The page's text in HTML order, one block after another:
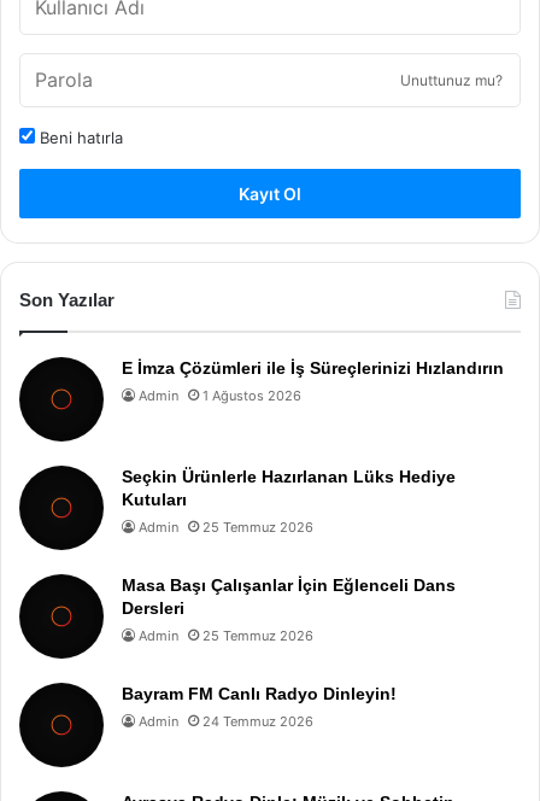
Unuttunuz mu?
Beni hatırla
Kayıt Ol
Son Yazılar
E İmza Çözümleri ile İş Süreçlerinizi Hızlandırın
Admin 1 Ağustos 2026
Seçkin Ürünlerle Hazırlanan Lüks Hediye
Kutuları
Admin 25 Temmuz 2026
Masa Başı Çalışanlar İçin Eğlenceli Dans
Dersleri
Admin 25 Temmuz 2026
Bayram FM Canlı Radyo Dinleyin!
Admin 24 Temmuz 2026